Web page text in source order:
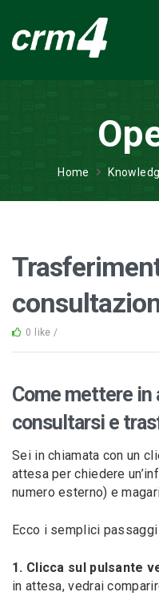
Home
0 like /
Come mettere
consultarsi e
Sei in chiamata con un
attesa per chiedere
numero esterno) e
Ecco i semplici
1. Clicca sul pulsante
in attesa, vedrai